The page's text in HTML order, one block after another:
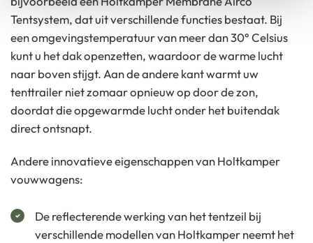
Tentsystem, dat uit verschillende functies bestaat. Bij
een omgevingstemperatuur van meer dan 30° Celsius
kunt u het dak openzetten, waardoor de warme lucht
naar boven stijgt. Aan de andere kant warmt uw
tenttrailer niet zomaar opnieuw op door de zon,
doordat die opgewarmde lucht onder het buitendak
direct ontsnapt.
Andere innovatieve eigenschappen van Holtkamper
vouwwagens:
De reflecterende werking van het tentzeil bij
verschillende modellen van Holtkamper neemt het